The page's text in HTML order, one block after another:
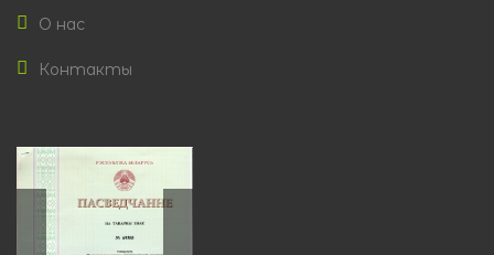
О нас
Контакты